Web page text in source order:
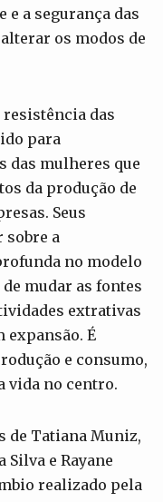
e a segurança das
os modos de
resistência das
para
das mulheres que
da produção de
Seus
a
no modelo
mudar as fontes
extrativas
expansão. É
e consumo,
vida no centro.
de Tatiana Muniz,
Silva e Rayane
realizado pela